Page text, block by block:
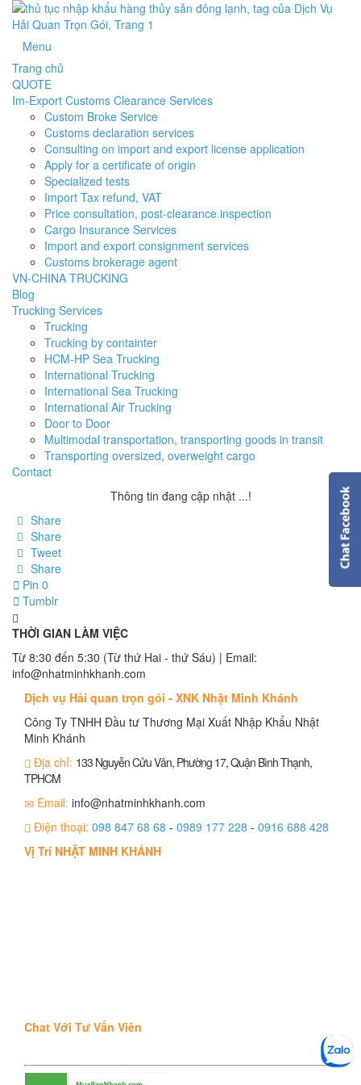
Menu
Trang chủ
QUOTE
Im-Export Customs Clearance Services
Custom Broke Service
Customs declaration services
Consulting on import and export license application
Apply for a certificate of origin
Specialized tests
Import Tax refund, VAT
Price consultation, post-clearance inspection
Cargo Insurance Services
Import and export consignment services
Customs brokerage agent
VN-CHINA TRUCKING
Blog
Trucking Services
Trucking
Trucking by containter
HCM-HP Sea Trucking
International Trucking
International Sea Trucking
International Air Trucking
Door to Door
Multimodal transportation, transporting goods in transit
Transporting oversized, overweight cargo
Contact
Thông tin đang cập nhật ...!
Share
Share
Tweet
Share
Pin 0
Tumblr
THỜI GIAN LÀM VIỆC
Từ 8:30 đến 5:30 (Từ thứ Hai - thứ Sáu) | Email:
info@nhatminhkhanh.com
Dịch vụ Hải quan trọn gói - XNK Nhật Minh Khánh
Công Ty TNHH Đầu tư Thương Mại Xuất Nhập Khẩu Nhật
Minh Khánh
Địa chỉ: 133 Nguyễn Cửu Vân, Phường 17, Quận Bình Thạnh,
TPHCM
Email: info@nhatminhkhanh.com
Điện thoại: 098 847 68 68 - 0989 177 228 - 0916 688 428
Vị Trí NHẬT MINH KHÁNH
Chat Với Tư Vấn Viên